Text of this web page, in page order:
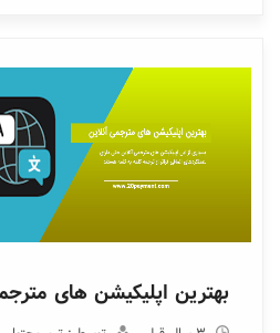
بهترین اپلیکیشن های